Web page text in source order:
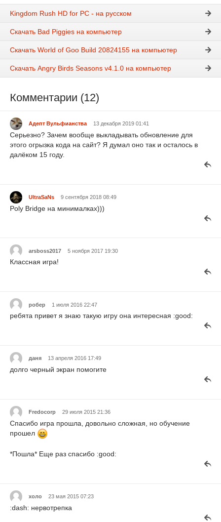
Kingdom Rush HD for PC - на русском
Скачать Bad Piggies на компьютер
Скачать World of Goo Build 20824155 на компьютер
Скачать Angry Birds Seasons v4.1.0 на компьютер
Комментарии (12)
Адепт Вульфианства 13 декабря 2019 01:41
Серьезно? Зачем вообще выкладывать обновление для
этого огрызка кода на сайт? Я думал оно так и осталось в
далёком 15 году.
UltraSaNs 9 сентября 2018 08:49
Poly Bridge на минималках)))
arsboss2017 5 ноября 2017 19:30
Классная игра!
робер 1 июля 2016 22:47
ребята привет я знаю такую игру она интересная :good:
даня 13 апреля 2016 17:49
долго черный экран помогите
Fredocorp 29 июля 2015 21:36
Спасибо игра прошла, довольно сложная, но обучение
прошел
*Пошла* Еще раз спасибо :good:
холо 23 мая 2015 07:23
:dash: нервотрепка